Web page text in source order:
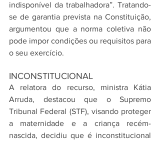
indisponível da trabalhadora”. Tratando-
se de garantia prevista na Constituição,
argumentou que a norma coletiva não
pode impor condições ou requisitos para
o seu exercício.
INCONSTITUCIONAL
A relatora do recurso, ministra Kátia
Arruda, destacou que o Supremo
Tribunal Federal (STF), visando proteger
a maternidade e a criança recém-
nascida, decidiu que é inconstitucional